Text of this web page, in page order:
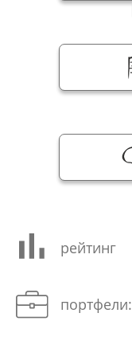
рейтинг
портфели: